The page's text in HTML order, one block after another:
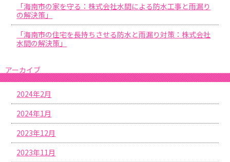
「海南市の家を守る：株式会社水間による防水工事と雨漏り
の解決策」
「海南市の住宅を長持ちさせる防水と雨漏り対策：株式会社
水間の解決策」
アーカイブ
2024年2月
2024年1月
2023年12月
2023年11月